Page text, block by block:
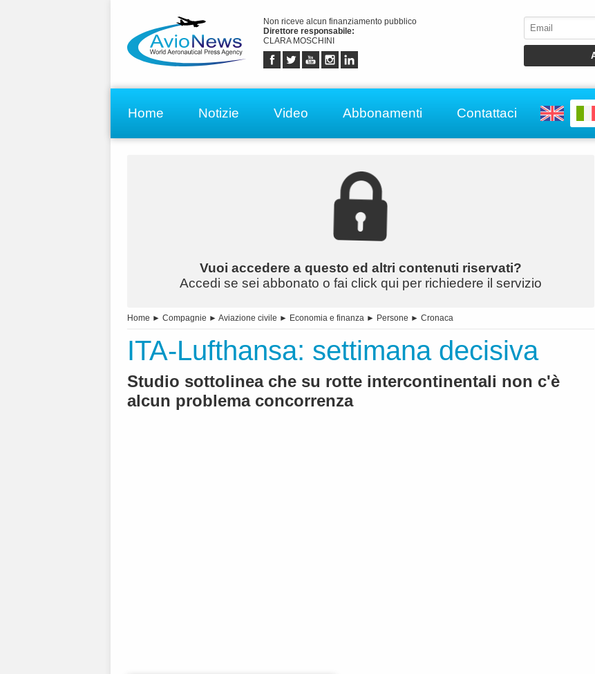
Non riceve alcun finanziamento pubblico
Direttore responsabile:
CLARA MOSCHINI
Home Notizie Video Abbonamenti Contattaci
Vuoi accedere a questo ed altri contenuti riservati?
Accedi se sei abbonato o fai click qui per richiedere il servizio
Home ► Compagnie ► Aviazione civile ► Economia e finanza ► Persone ► Cronaca
ITA-Lufthansa: settimana decisiva
Studio sottolinea che su rotte intercontinentali non c'è
alcun problema concorrenza